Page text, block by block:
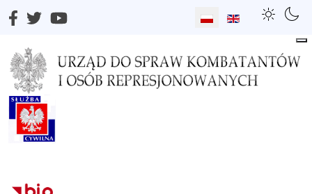
Wybierz swój język